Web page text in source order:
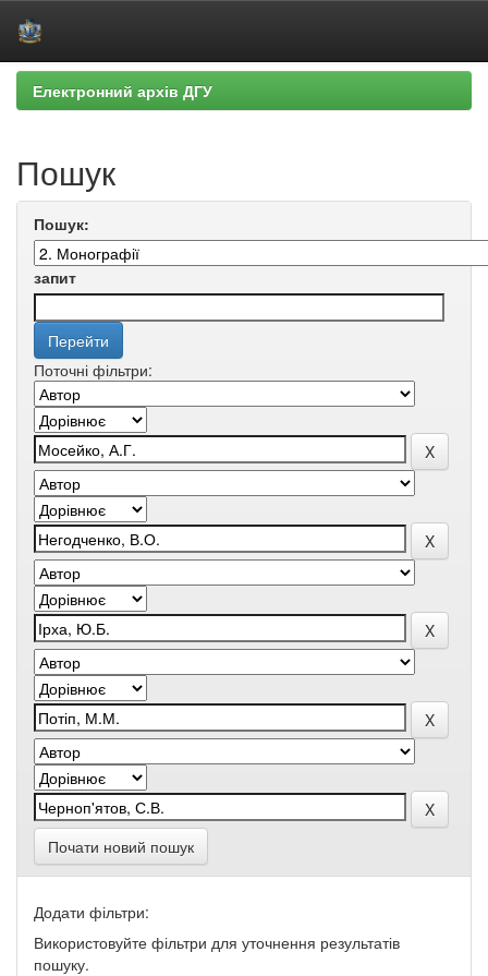
Skip
navigation
Електронний архів ДГУ
Пошук
Пошук:
запит
Поточні фільтри:
Почати новий пошук
Додати фільтри:
Використовуйте фільтри для уточнення результатів
пошуку.